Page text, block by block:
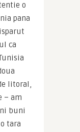
o
pana
ca
litoral,
– am
buni
tara